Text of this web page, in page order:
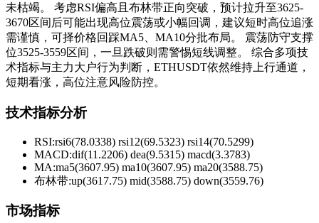
未枯竭。 考虑RSI偏高且布林带正向突破，预计拉升至3625-
3670区间后可能出现高位震荡或小幅回调，建议短时高位追涨
需谨慎，可择价格回踩MA5、MA10分批布局。 震荡防守支撑
位3525-3559区间，一旦跌破则需警惕短线调整。 综合多项技
术指标与主力大户行为判断，ETHUSDT依然维持上行通道，
短期看涨，高位注意风险防控。
技术指标分析
RSI:rsi6(78.0338) rsi12(69.5323) rsi14(70.5299)
MACD:dif(11.2206) dea(9.5315) macd(3.3783)
MA:ma5(3607.95) ma10(3607.95) ma20(3588.75)
布林带:up(3617.75) mid(3588.75) down(3559.76)
市场指标